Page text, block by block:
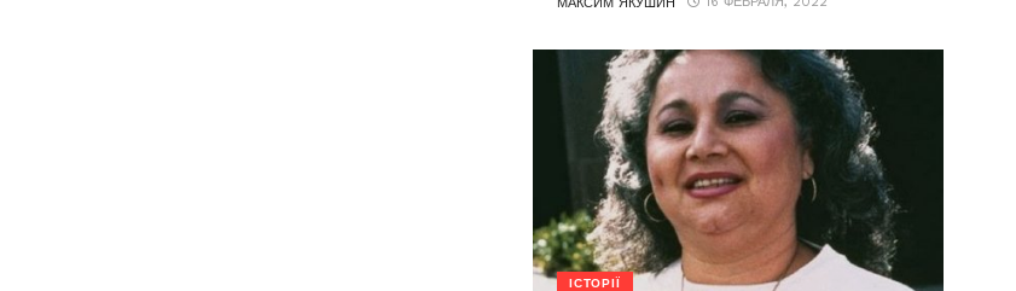
ІСТОРІЇ